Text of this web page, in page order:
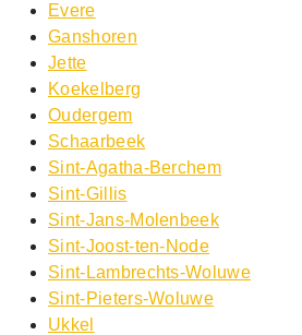
Evere
Ganshoren
Jette
Koekelberg
Oudergem
Schaarbeek
Sint-Agatha-Berchem
Sint-Gillis
Sint-Jans-Molenbeek
Sint-Joost-ten-Node
Sint-Lambrechts-Woluwe
Sint-Pieters-Woluwe
Ukkel